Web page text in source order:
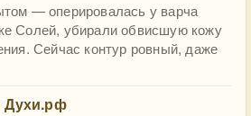
— оперировалась у варча
Солей, убирали обвисшую кожу
Сейчас контур ровный, даже
Духи.рф